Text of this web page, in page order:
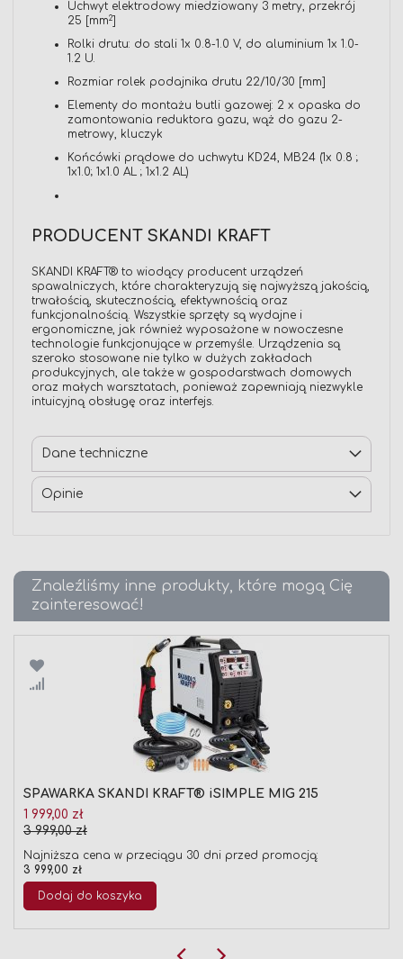
Uchwyt elektrodowy miedziowany 3 metry, przekrój
25 [mm2
Rolki drutu: do stali 1x 0.8-1.0 V, do aluminium 1x 1.0-
1.2 U.
Rozmiar rolek podajnika drutu 22/10/30 [mm]
Elementy do montażu butli gazowej: 2 x opaska do
zamontowania reduktora gazu, wąż do gazu 2-
metrowy, kluczyk
Końcówki prądowe do uchwytu KD24, MB24 (1x 0.8 ;
1x1.0; 1x1.0 AL ; 1x1.2 AL)
PRODUCENT SKANDI KRAFT
SKANDI KRAFT® to wiodący producent urządzeń
spawalniczych, które charakteryzują się najwyższą jakością,
trwałością, skutecznością, efektywnością oraz
funkcjonalnością. Wszystkie sprzęty są wydajne i
ergonomiczne, jak również wyposażone w nowoczesne
technologie funkcjonujące w przemyśle. Urządzenia są
szeroko stosowane nie tylko w dużych zakładach
produkcyjnych, ale także w gospodarstwach domowych
oraz małych warsztatach, ponieważ zapewniają niezwykle
intuicyjną obsługę oraz interfejs.
Dane techniczne
Opinie
Znaleźliśmy inne produkty, które mogą Cię
zainteresować!
Porównaj
SPAWARKA SKANDI KRAFT® iSIMPLE MIG 215
Cena
promocyjna
1 999,00 zł
3 999,00 zł
Najniższa cena w przeciągu 30 dni przed promocją:
3 999,00 zł
Dodaj do koszyka